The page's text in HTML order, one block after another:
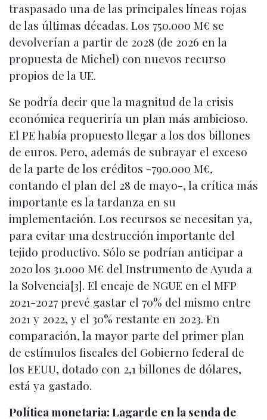
traspasado una de las principales líneas rojas
de las últimas décadas. Los 750.000 M€ se
devolverían a partir de 2028 (de 2026 en la
propuesta de Michel) con nuevos recurso
propios de la UE.
Se podría decir que la magnitud de la crisis
económica requeriría un plan más ambicioso.
El PE había propuesto llegar a los dos billones
de euros. Pero, además de subrayar el exceso
de la parte de los créditos -790.000 M€,
contando el plan del 28 de mayo-, la crítica más
importante es la tardanza en su
implementación. Los recursos se necesitan ya,
para evitar una destrucción importante del
tejido productivo. Sólo se podrían anticipar a
2020 los 31.000 M€ del Instrumento de Ayuda a
la Solvencia[3]. El encaje de NGUE en el MFP
2021-2027 prevé gastar el 70% del mismo entre
2021 y 2022, y el 30% restante en 2023. En
comparación, la mayor parte del primer plan
de estímulos fiscales del Gobierno federal de
los EEUU, dotado con 2,1 billones de dólares,
está ya gastado.
Política monetaria: Lagarde en la senda de